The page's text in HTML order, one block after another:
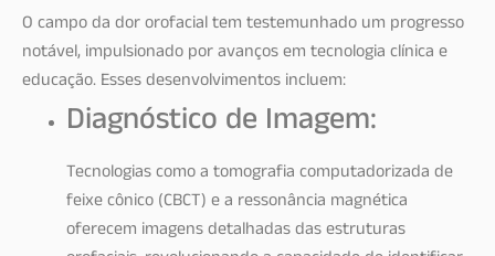
O campo da dor orofacial tem testemunhado um progresso
notável, impulsionado por avanços em tecnologia clínica e
educação. Esses desenvolvimentos incluem:
Diagnóstico de Imagem:
Tecnologias como a tomografia computadorizada de
feixe cônico (CBCT) e a ressonância magnética
oferecem imagens detalhadas das estruturas